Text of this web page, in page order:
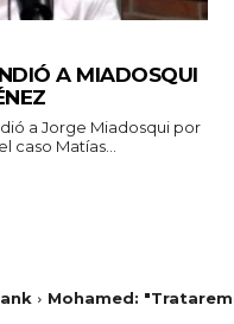
A MIADOSQUI
a Jorge Miadosqui por
caso Matías...